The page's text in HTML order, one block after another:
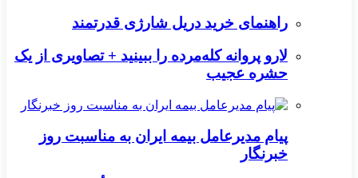
راهنمای خرید دریل شارژی قدرتمند
لارو پروانه کله‌مرده را ببینید + تصاویری از یک
حشره عجیب
پیام مدیرعامل بیمه ایران به مناسبت روز
خبرنگار